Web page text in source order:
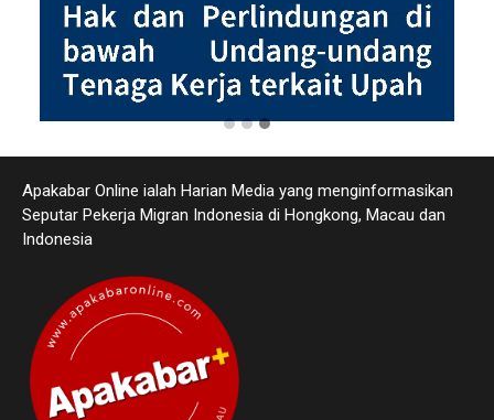
Apakabar Online ialah Harian Media yang menginformasikan
Seputar Pekerja Migran Indonesia di Hongkong, Macau dan
Indonesia